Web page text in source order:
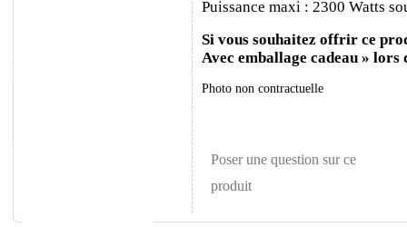
Puissance maxi : 2300 Watts
Si vous souhaitez offrir ce
Avec emballage cadeau » lors
Photo non contractuelle
Poser une question sur ce
produit